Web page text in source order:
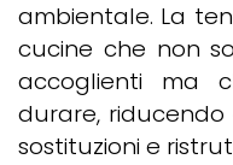
ambientale. La
cucine che non
accoglienti ma
durare,
sostituzioni e